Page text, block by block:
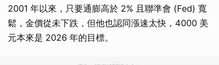
2001 年以來，只要通膨高於 2% 且聯準會 (Fed) 寬
鬆，金價從未下跌，但他也認同漲速太快，4000 美
元本來是 2026 年的目標。